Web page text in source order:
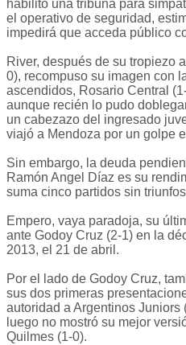
habilitó una tribuna para
el operativo de seguridad,
impedirá que acceda público
River, después de su tropiezo
0), recompuso su imagen con
ascendidos, Rosario Central
aunque recién lo pudo
un cabezazo del ingresado
viajó a Mendoza por un golpe
Sin embargo, la deuda
Ramón Angel Díaz es su
suma cinco partidos sin
Empero, vaya paradoja, su
ante Godoy Cruz (2-1) en la
2013, el 21 de abril.
Por el lado de Godoy Cruz,
sus dos primeras
autoridad a Argentinos Juniors
luego no mostró su mejor
Quilmes (1-0).